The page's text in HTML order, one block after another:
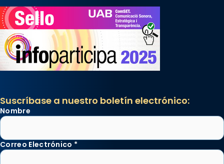
Suscríbase a nuestro boletín electrónico:
Nombre
Correo Electrónico *